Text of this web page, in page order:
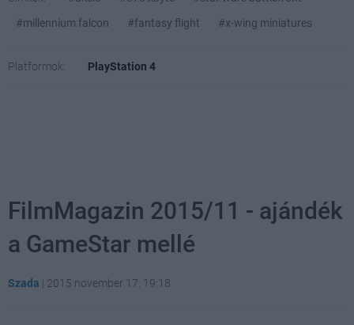
#millennium falcon
#fantasy flight #x-wing miniatures
Platformok: PlayStation 4
FilmMagazin 2015/11 - ajándék
a GameStar mellé
Szada | 2015 november 17. 19:18